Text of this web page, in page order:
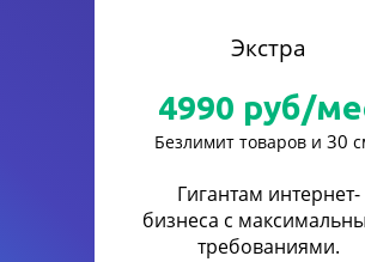
Экстра
4990 руб/
Безлимит товаров и 30
Гигантам интернет-
бизнеса с
требованиями.